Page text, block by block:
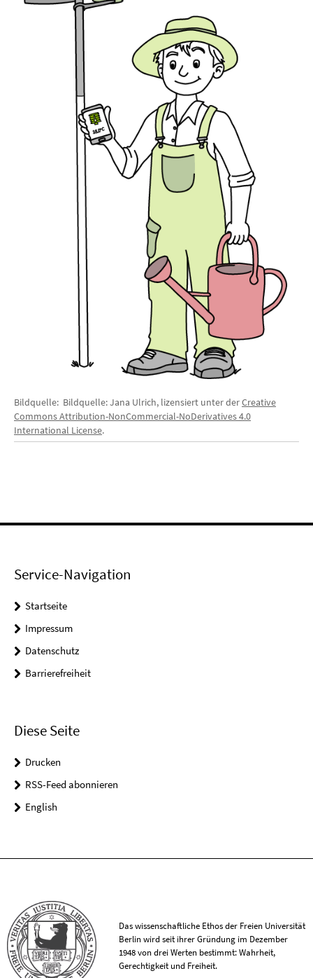
Bildquelle: Bildquelle: Jana Ulrich, lizensiert unter derCreative
Commons Attribution-NonCommercial-NoDerivatives 4.0
International License.
Service-Navigation
Startseite
Impressum
Datenschutz
Barrierefreiheit
Diese Seite
Drucken
RSS-Feed abonnieren
English
Das wissenschaftliche Ethos der Freien Universität
Berlin wird seit ihrer Gründung im Dezember
1948 von drei Werten bestimmt: Wahrheit,
Gerechtigkeit und Freiheit.